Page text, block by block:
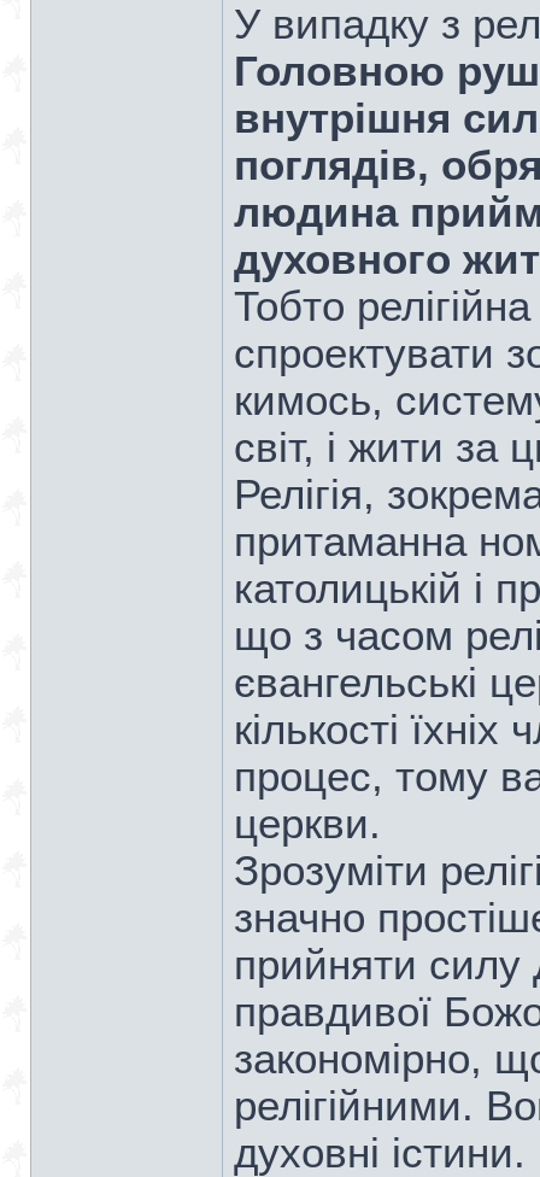
У випадку з
Головною
внутрішня
поглядів,
людина
духовного
Тобто
спроектувати
кимось,
світ, і жити
Релігія,
притаманна
католицькій і
що з часом
євангельські
кількості
процес, тому
церкви.
Зрозуміти
значно
прийняти силу
правдивої
закономірно,
релігійними.
духовні істини.